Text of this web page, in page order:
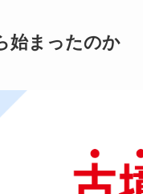
始まったのか